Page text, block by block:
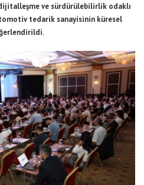
ve sürdürülebilirlik odaklı
tedarik sanayisinin küresel